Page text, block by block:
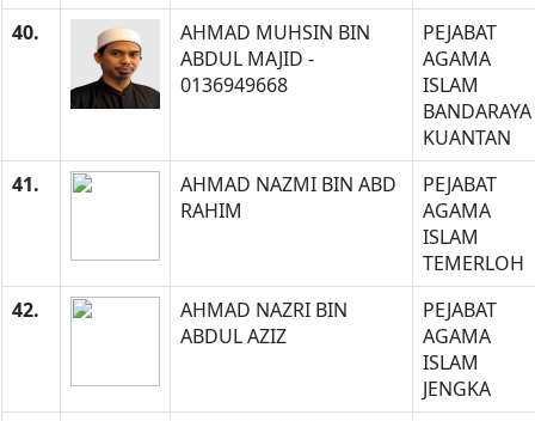
40.
AHMAD MUHSIN BIN
ABDUL MAJID -
0136949668
PEJABAT
AGAMA
ISLAM
BANDARAYA
KUANTAN
41.
AHMAD NAZMI BIN ABD
RAHIM
PEJABAT
AGAMA
ISLAM
TEMERLOH
42.
AHMAD NAZRI BIN
ABDUL AZIZ
PEJABAT
AGAMA
ISLAM
JENGKA